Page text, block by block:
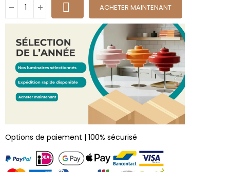
ACHETER MAINTENANT
Options de paiement | 100% sécurisé